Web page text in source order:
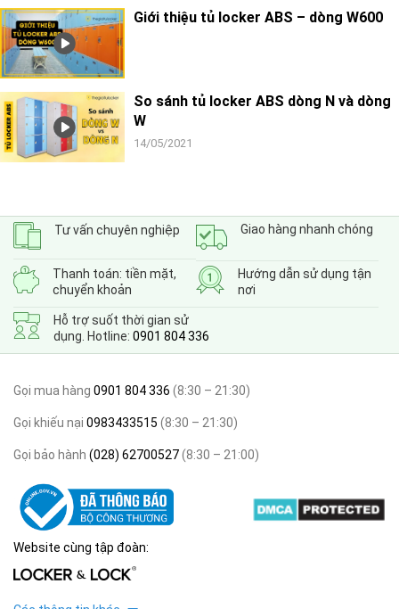
Giới thiệu tủ locker ABS – dòng W600
So sánh tủ locker ABS dòng N và dòng
W
14/05/2021
Tư vấn chuyên nghiệp Giao hàng nhanh chóng
Thanh toán: tiền mặt,
chuyển khoản
Hướng dẫn sử dụng tận
nơi
Hỗ trợ suốt thời gian sử
dụng. Hotline: 0901 804 336
Gọi mua hàng 0901 804 336 (8:30 – 21:30)
Gọi khiếu nại 0983433515 (8:30 – 21:30)
Gọi bảo hành (028) 62700527(8:30 – 21:00)
Website cùng tập đoàn: